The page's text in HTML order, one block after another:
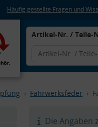
Häufig gestellte Fragen und
Artikel-Nr. / Teile-
Fahrwerksfeder
Die Angaben